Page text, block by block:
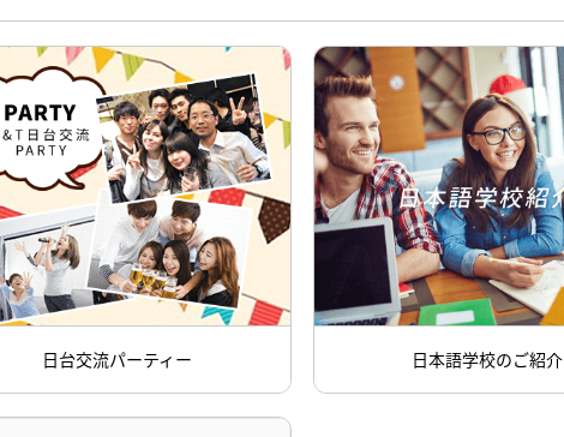
日台交流パーティー 日本語学校のご紹介